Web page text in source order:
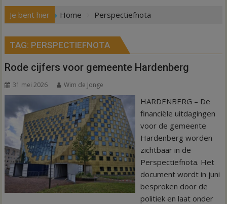
Je bent hier Home Perspectiefnota
TAG: PERSPECTIEFNOTA
Rode cijfers voor gemeente Hardenberg
31 mei 2026 Wim de Jonge
HARDENBERG – De
financiële uitdagingen
voor de gemeente
Hardenberg worden
zichtbaar in de
Perspectiefnota. Het
document wordt in juni
besproken door de
politiek en laat onder